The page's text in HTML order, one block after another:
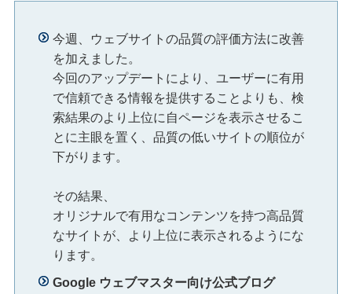
今週、ウェブサイトの品質の評価方法に改善
を加えました。
今回のアップデートにより、ユーザーに有用
で信頼できる情報を提供することよりも、検
索結果のより上位に自ページを表示させるこ
とに主眼を置く、品質の低いサイトの順位が
下がります。
その結果、
オリジナルで有用なコンテンツを持つ高品質
なサイトが、より上位に表示されるようにな
ります。
Google ウェブマスター向け公式ブログ